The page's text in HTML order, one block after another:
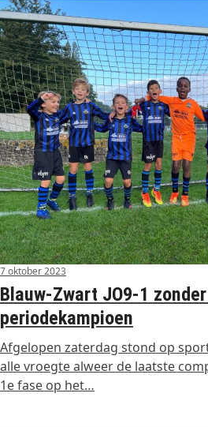
7 oktober 2023
Blauw-Zwart JO9-1
periodekampioen
Afgelopen zaterdag stond op
alle vroegte alweer de laatste
1e fase op het…